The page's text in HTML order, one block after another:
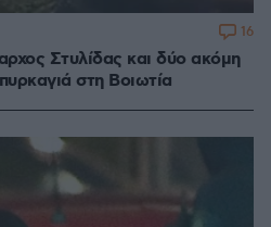
Στυλίδας και δύο ακόμη
στη Βοιωτία
16